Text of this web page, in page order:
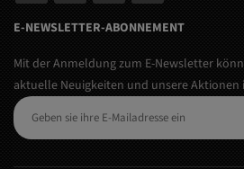
E-NEWSLETTER-ABONNEMENT
Mit der Anmeldung zum E-Newsletter
aktuelle Neuigkeiten und unsere